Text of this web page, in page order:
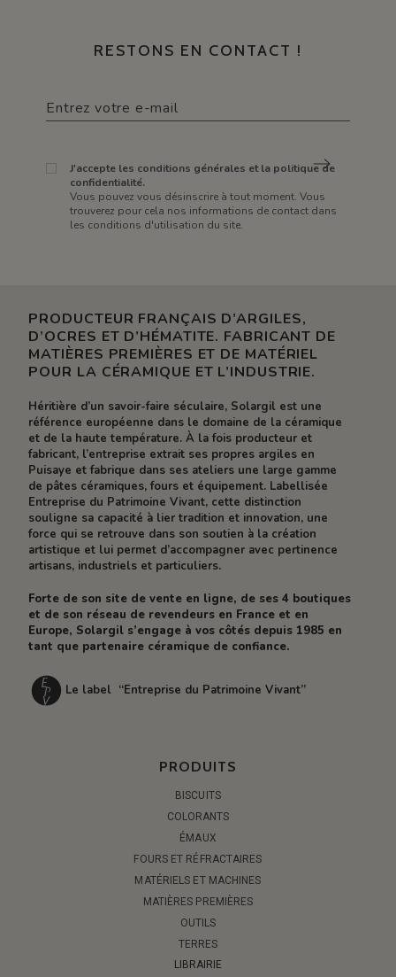
RESTONS EN CONTACT !
J'accepte les conditions générales et la politique de
confidentialité.
Vous pouvez vous désinscrire à tout moment. Vous
trouverez pour cela nos informations de contact dans
les conditions d'utilisation du site.
PRODUCTEUR FRANÇAIS D’ARGILES,
D’OCRES ET D’HÉMATITE. FABRICANT DE
MATIÈRES PREMIÈRES ET DE MATÉRIEL
POUR LA CÉRAMIQUE ET L’INDUSTRIE.
Héritière d’un savoir-faire séculaire, Solargil est une
référence européenne dans le domaine de la céramique
et de la haute température. À la fois producteur et
fabricant, l’entreprise extrait ses propres argiles en
Puisaye et fabrique dans ses ateliers une large gamme
de pâtes céramiques, fours et équipement. Labellisée
Entreprise du Patrimoine Vivant, cette distinction
souligne sa capacité à lier tradition et innovation, une
force qui se retrouve dans son soutien à la création
artistique et lui permet d’accompagner avec pertinence
artisans, industriels et particuliers.
Forte de son site de vente en ligne, de ses 4 boutiques
et de son réseau de revendeurs en France et en
Europe, Solargil s’engage à vos côtés depuis 1985 en
tant que partenaire céramique de confiance.
Le label “Entreprise du Patrimoine Vivant”
PRODUITS
BISCUITS
COLORANTS
ÉMAUX
FOURS ET RÉFRACTAIRES
MATÉRIELS ET MACHINES
MATIÈRES PREMIÈRES
OUTILS
TERRES
LIBRAIRIE